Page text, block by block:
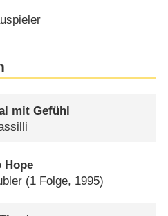
mit Gefühl
Hope
(1 Folge, 1995)